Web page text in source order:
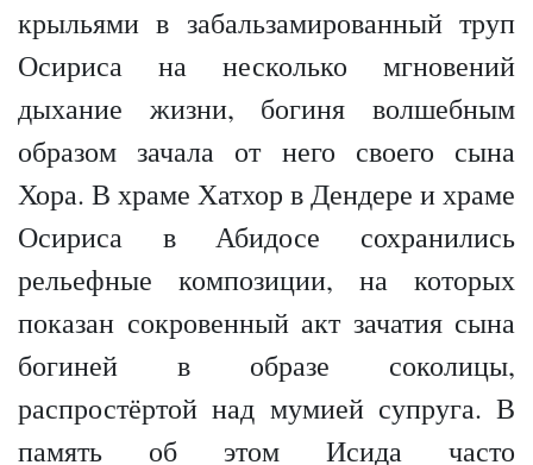
крыльями в забальзамированный труп
Осириса на несколько мгновений
дыхание жизни, богиня волшебным
образом зачала от него своего сына
Хора. В храме Хатхор в Дендере и храме
Осириса в Абидосе сохранились
рельефные композиции, на которых
показан сокровенный акт зачатия сына
богиней в образе соколицы,
распростёртой над мумией супруга. В
память об этом Исида часто